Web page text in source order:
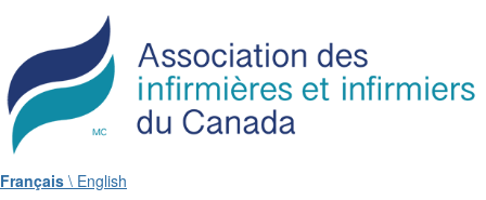
Français \ English